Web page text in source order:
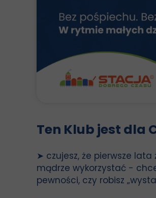
Ten Klub jest dla
➤ czujesz, że pierwsze
mądrze wykorzystać -
pewności, czy robisz